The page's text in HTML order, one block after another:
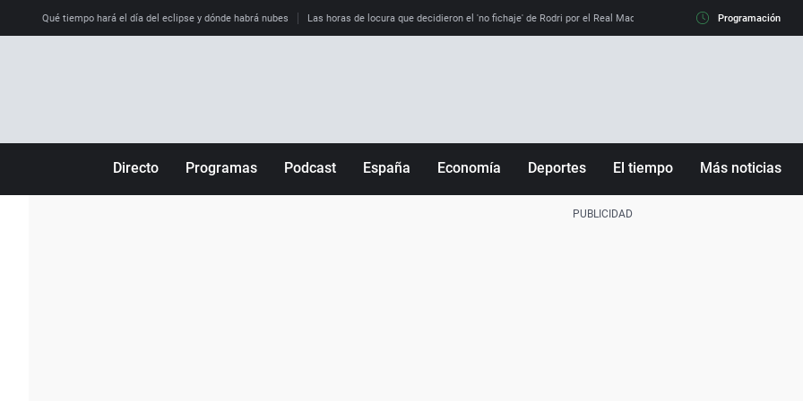
Qué tiempo hará el día del eclipse y dónde habrá nubes Las horas de locura que decidieron el 'no fichaje' de Rodri por el Real Madrid y su 'sí' al Barça La llamada
Programación
Directo Programas Podcast España Economía Deportes El tiempo Más noticias